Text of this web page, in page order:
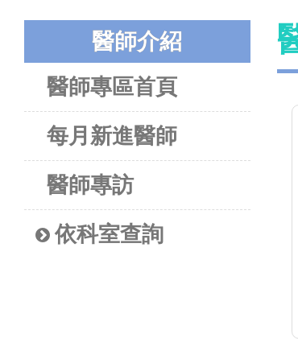
醫師介紹
醫師專區首頁
每月新進醫師
醫師專訪
依科室查詢